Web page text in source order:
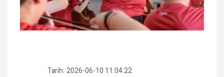
Tarih: 2026-06-10 11:04:22